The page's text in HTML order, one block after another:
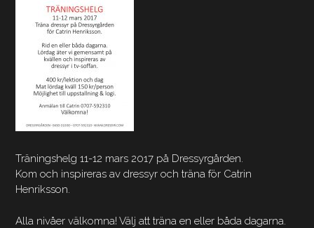
Träningshelg 11-12 mars 2017 på Dressyrgården.
Kom och inspireras av dressyr och träna för Catrin
Henriksson.
Alla nivåer välkomna! Välj att träna en eller båda dagarna.